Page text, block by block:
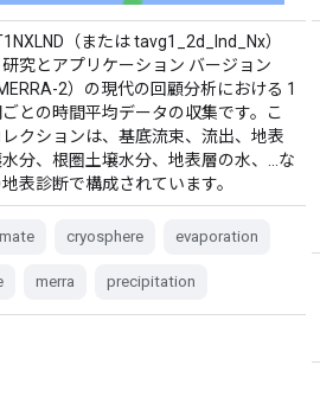
（または tavg1_2d_lnd_Nx）
研究とアプリケーション バージョン
2）の現代の回顧分析における 1
ごとの時間平均データの収集です。こ
クションは、基底流束、流出、地表
水分、根圏土壌水分、地表層の水、…な
表診断で構成されています。
cryosphere evaporation
merra precipitation